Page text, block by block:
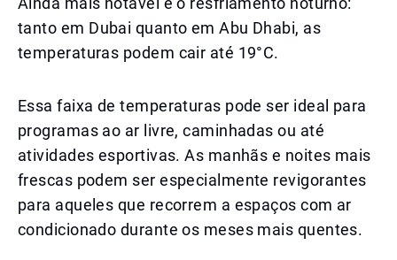
tanto em Dubai quanto em Abu Dhabi, as
temperaturas podem cair até 19°C.
Essa faixa de temperaturas pode ser ideal para
programas ao ar livre, caminhadas ou até
atividades esportivas. As manhãs e noites mais
frescas podem ser especialmente revigorantes
para aqueles que recorrem a espaços com ar
condicionado durante os meses mais quentes.